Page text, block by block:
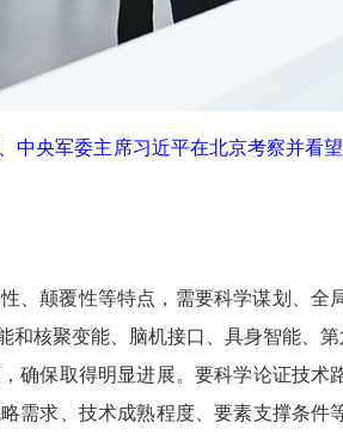
中央军委主席习近平在北京考察并看
、颠覆性等特点，需要科学谋划、
核聚变能、脑机接口、具身智能、
确保取得明显进展。要科学论证技
需求、技术成熟程度、要素支撑条